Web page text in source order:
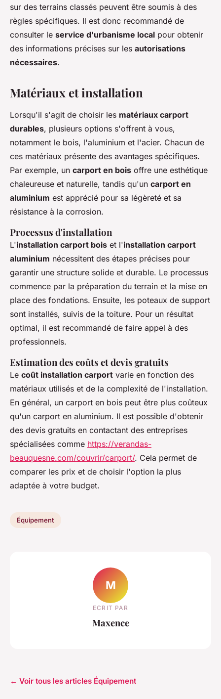
sur des terrains classés peuvent être soumis à des
règles spécifiques. Il est donc recommandé de
consulter le service d'urbanisme local pour obtenir
des informations précises sur les autorisations
nécessaires.
Matériaux et installation
Lorsqu'il s'agit de choisir les matériaux carport
durables, plusieurs options s'offrent à vous,
notamment le bois, l'aluminium et l'acier. Chacun de
ces matériaux présente des avantages spécifiques.
Par exemple, un carport en bois offre une esthétique
chaleureuse et naturelle, tandis qu'un carport en
aluminium est apprécié pour sa légèreté et sa
résistance à la corrosion.
Processus d'installation
L'installation carport bois et l'installation carport
aluminium nécessitent des étapes précises pour
garantir une structure solide et durable. Le processus
commence par la préparation du terrain et la mise en
place des fondations. Ensuite, les poteaux de support
sont installés, suivis de la toiture. Pour un résultat
optimal, il est recommandé de faire appel à des
professionnels.
Estimation des coûts et devis gratuits
Le coût installation carport varie en fonction des
matériaux utilisés et de la complexité de l'installation.
En général, un carport en bois peut être plus coûteux
qu'un carport en aluminium. Il est possible d'obtenir
des devis gratuits en contactant des entreprises
spécialisées comme https://verandas-
beauquesne.com/couvrir/carport/. Cela permet de
comparer les prix et de choisir l'option la plus
adaptée à votre budget.
Équipement
M
ECRIT PAR
Maxence
← Voir tous les articles Équipement